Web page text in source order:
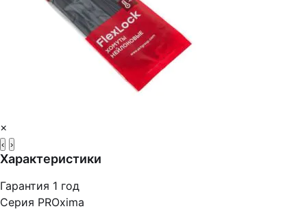
×
‹ ›
Характеристики
Гарантия 1 год
Серия PROxima